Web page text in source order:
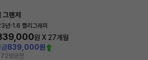
그랜저
년·1.6 캘리그래피
원 X 27개월
839,000원
72방금전